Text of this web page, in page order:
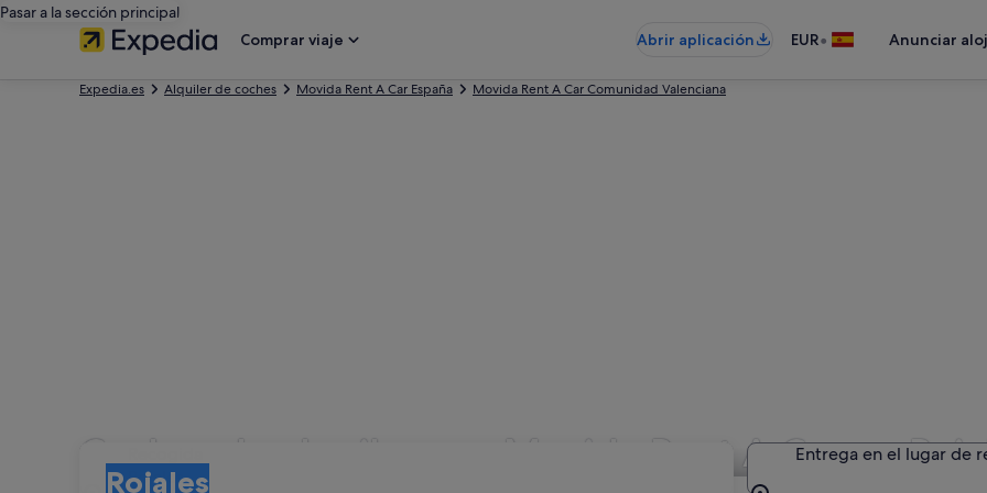
Pasar a la sección principal
Comprar viaje
Abrir aplicación EUR• Anunciar
Expedia.es Alquiler de coches Movida Rent A Car España Movida Rent A Car Comunidad Valenciana
Coches de alquiler con Movida Rent A Car en
Rojales
Entrega en el lugar de